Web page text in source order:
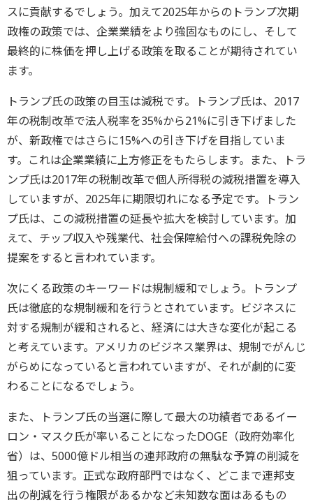
スに貢献するでしょう。加えて2025年からのトランプ次期
政権の政策では、企業業績をより強固なものにし、そして
最終的に株価を押し上げる政策を取ることが期待されてい
ます。
トランプ氏の政策の目玉は減税です。トランプ氏は、2017
年の税制改革で法人税率を35%から21%に引き下げました
が、新政権ではさらに15%への引き下げを目指していま
す。これは企業業績に上方修正をもたらします。また、トラ
ンプ氏は2017年の税制改革で個人所得税の減税措置を導入
していますが、2025年に期限切れになる予定です。トラン
プ氏は、この減税措置の延長や拡大を検討しています。加
えて、チップ収入や残業代、社会保障給付への課税免除の
提案をすると言われています。
次にくる政策のキーワードは規制緩和でしょう。トランプ
氏は徹底的な規制緩和を行うとされています。ビジネスに
対する規制が緩和されると、経済には大きな変化が起こる
と考えています。アメリカのビジネス業界は、規制でがんじ
がらめになっていると言われていますが、それが劇的に変
わることになるでしょう。
また、トランプ氏の当選に際して最大の功績者であるイー
ロン・マスク氏が率いることになったDOGE（政府効率化
省）は、5000億ドル相当の連邦政府の無駄な予算の削減を
狙っています。正式な政府部門ではなく、どこまで連邦支
出の削減を行う権限があるかなど未知数な面はあるもの